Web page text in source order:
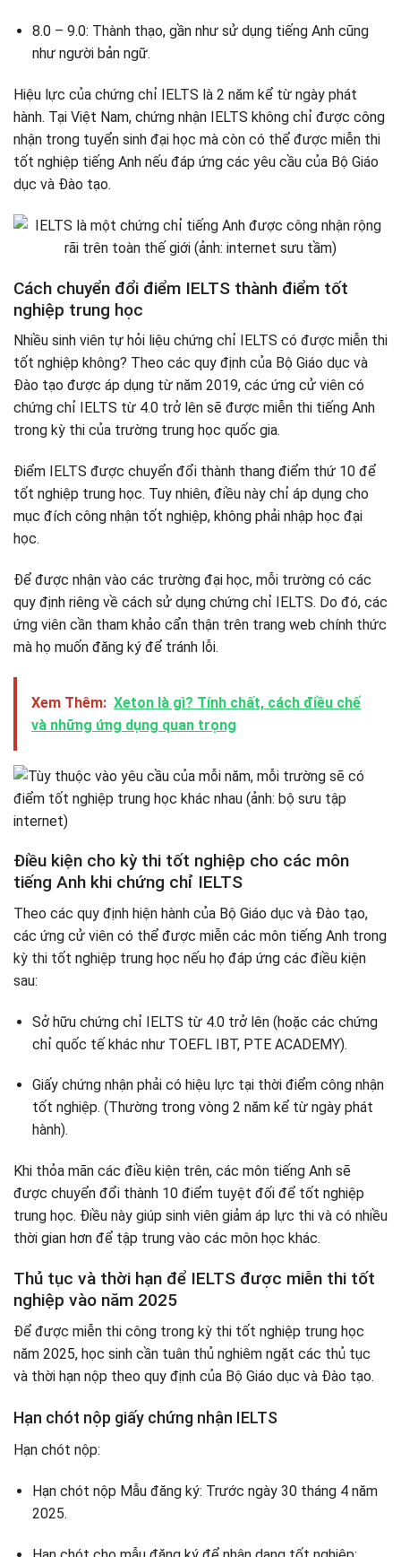
8.0 – 9.0: Thành thạo, gần như sử dụng tiếng Anh cũng
như người bản ngữ.
Hiệu lực của chứng chỉ IELTS là 2 năm kể từ ngày phát
hành. Tại Việt Nam, chứng nhận IELTS không chỉ được công
nhận trong tuyển sinh đại học mà còn có thể được miễn thi
tốt nghiệp tiếng Anh nếu đáp ứng các yêu cầu của Bộ Giáo
dục và Đào tạo.
Cách chuyển đổi điểm IELTS thành điểm tốt
nghiệp trung học
Nhiều sinh viên tự hỏi liệu chứng chỉ IELTS có được miễn thi
tốt nghiệp không? Theo các quy định của Bộ Giáo dục và
Đào tạo được áp dụng từ năm 2019, các ứng cử viên có
chứng chỉ IELTS từ 4.0 trở lên sẽ được miễn thi tiếng Anh
trong kỳ thi của trường trung học quốc gia.
Điểm IELTS được chuyển đổi thành thang điểm thứ 10 để
tốt nghiệp trung học. Tuy nhiên, điều này chỉ áp dụng cho
mục đích công nhận tốt nghiệp, không phải nhập học đại
học.
Để được nhận vào các trường đại học, mỗi trường có các
quy định riêng về cách sử dụng chứng chỉ IELTS. Do đó, các
ứng viên cần tham khảo cẩn thận trên trang web chính thức
mà họ muốn đăng ký để tránh lỗi.
Xem Thêm: Xeton là gì? Tính chất, cách điều chế
và những ứng dụng quan trọng
Điều kiện cho kỳ thi tốt nghiệp cho các môn
tiếng Anh khi chứng chỉ IELTS
Theo các quy định hiện hành của Bộ Giáo dục và Đào tạo,
các ứng cử viên có thể được miễn các môn tiếng Anh trong
kỳ thi tốt nghiệp trung học nếu họ đáp ứng các điều kiện
sau:
Sở hữu chứng chỉ IELTS từ 4.0 trở lên (hoặc các chứng
chỉ quốc tế khác như TOEFL IBT, PTE ACADEMY).
Giấy chứng nhận phải có hiệu lực tại thời điểm công nhận
tốt nghiệp. (Thường trong vòng 2 năm kể từ ngày phát
hành).
Khi thỏa mãn các điều kiện trên, các môn tiếng Anh sẽ
được chuyển đổi thành 10 điểm tuyệt đối để tốt nghiệp
trung học. Điều này giúp sinh viên giảm áp lực thi và có nhiều
thời gian hơn để tập trung vào các môn học khác.
Thủ tục và thời hạn để IELTS được miễn thi tốt
nghiệp vào năm 2025
Để được miễn thi công trong kỳ thi tốt nghiệp trung học
năm 2025, học sinh cần tuân thủ nghiêm ngặt các thủ tục
và thời hạn nộp theo quy định của Bộ Giáo dục và Đào tạo.
Hạn chót nộp giấy chứng nhận IELTS
Hạn chót nộp:
Hạn chót nộp Mẫu đăng ký: Trước ngày 30 tháng 4 năm
2025.